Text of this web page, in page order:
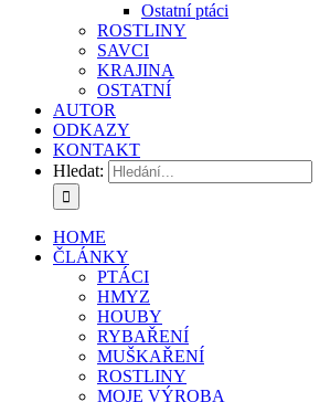
Ostatní ptáci
ROSTLINY
SAVCI
KRAJINA
OSTATNÍ
AUTOR
ODKAZY
KONTAKT
Hledat:
HOME
ČLÁNKY
PTÁCI
HMYZ
HOUBY
RYBAŘENÍ
MUŠKAŘENÍ
ROSTLINY
MOJE VÝROBA